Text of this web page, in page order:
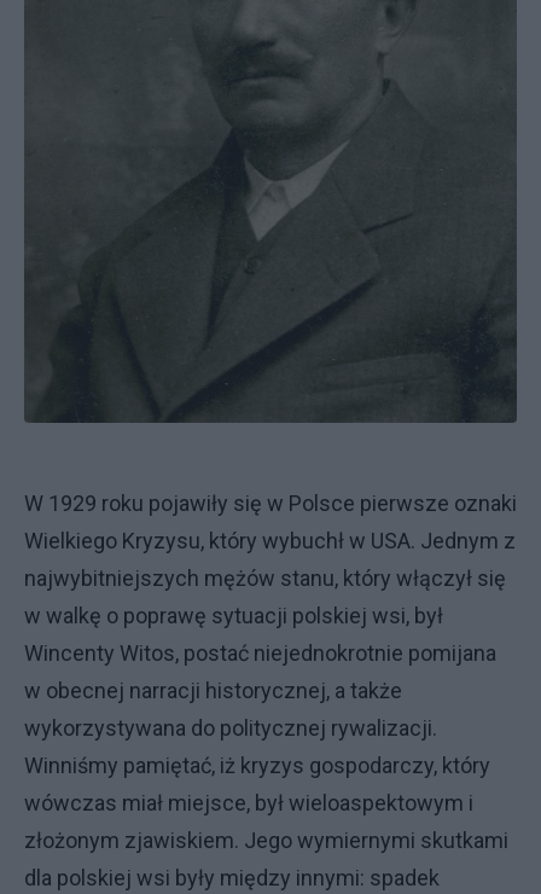
W 1929 roku pojawiły się w Polsce pierwsze oznaki
Wielkiego Kryzysu, który wybuchł w USA. Jednym z
najwybitniejszych mężów stanu, który włączył się
w walkę o poprawę sytuacji polskiej wsi, był
Wincenty Witos, postać niejednokrotnie pomijana
w obecnej narracji historycznej, a także
wykorzystywana do politycznej rywalizacji.
Winniśmy pamiętać, iż kryzys gospodarczy, który
wówczas miał miejsce, był wieloaspektowym i
złożonym zjawiskiem. Jego wymiernymi skutkami
dla polskiej wsi były między innymi: spadek